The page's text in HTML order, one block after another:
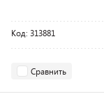
Код: 313881
Сравнить